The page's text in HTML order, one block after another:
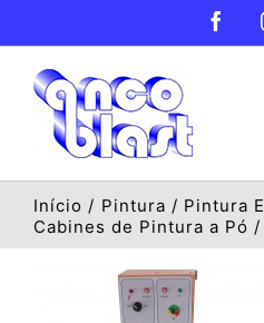
para
conteúdo
Início Pintura
Pintura
Cabines de Pintura a Pó